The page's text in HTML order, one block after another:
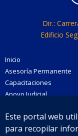
Dir.:
Edificio
Inicio
Asesoría Permanente
Capacitaciones
Apoyo Judicial
Comunidad
Blog
Este portal web
para recopilar